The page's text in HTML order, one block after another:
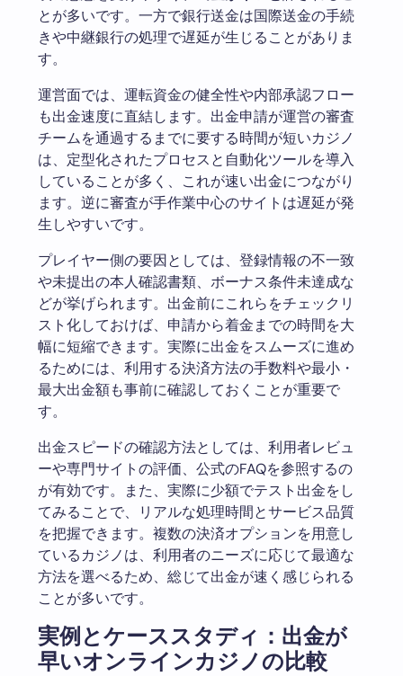
とが多いです。一方で銀行送金は国際送金の手続
きや中継銀行の処理で遅延が生じることがありま
す。
運営面では、運転資金の健全性や内部承認フロー
も出金速度に直結します。出金申請が運営の審査
チームを通過するまでに要する時間が短いカジノ
は、定型化されたプロセスと自動化ツールを導入
していることが多く、これが速い出金につながり
ます。逆に審査が手作業中心のサイトは遅延が発
生しやすいです。
プレイヤー側の要因としては、登録情報の不一致
や未提出の本人確認書類、ボーナス条件未達成な
どが挙げられます。出金前にこれらをチェックリ
スト化しておけば、申請から着金までの時間を大
幅に短縮できます。実際に出金をスムーズに進め
るためには、利用する決済方法の手数料や最小・
最大出金額も事前に確認しておくことが重要で
す。
出金スピードの確認方法としては、利用者レビュ
ーや専門サイトの評価、公式のFAQを参照するの
が有効です。また、実際に少額でテスト出金をし
てみることで、リアルな処理時間とサービス品質
を把握できます。複数の決済オプションを用意し
ているカジノは、利用者のニーズに応じて最適な
方法を選べるため、総じて出金が速く感じられる
ことが多いです。
実例とケーススタディ：出金が
早いオンラインカジノの比較